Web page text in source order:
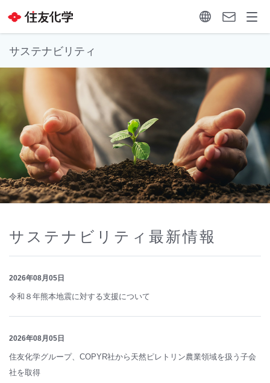
サステナビリティ
サステナビリティ最新情報
2026年08月05日
令和８年熊本地震に対する支援について
2026年08月05日
住友化学グループ、COPYR社から天然ピレトリン農業領域を扱う子会
社を取得